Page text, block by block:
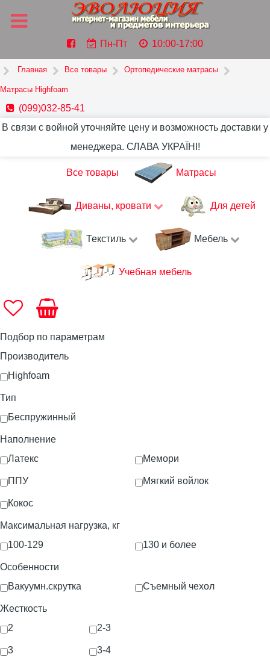
Пн-Пт 10:00-17:00
Главная Все товары Ортопедические матрасы
Матрасы Highfoam
(099)032-85-41
В связи с войной уточняйте цену и возможность доставки у
менеджера. СЛАВА УКРАЇНІ!
Все товары Матрасы
Диваны, кровати Для детей
Текстиль Мебель
Учебная мебель
Подбор по параметрам
Производитель
Highfoam
Тип
Беспружинный
Наполнение
Латекс
ППУ
Кокос
Мемори
Мягкий войлок
Максимальная нагрузка, кг
100-129
130 и более
Особенности
Вакуумн.скрутка
Съемный чехол
Жесткость
2
3
2-3
3-4